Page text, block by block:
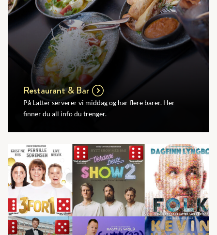
Restaurant & Bar
På Latter serverer vi middag og har flere barer. Her
finner du all info du trenger.